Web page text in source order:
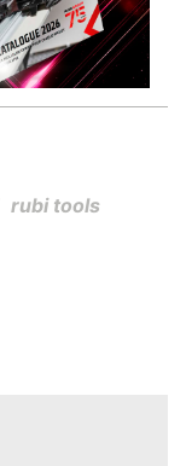
rubi tools